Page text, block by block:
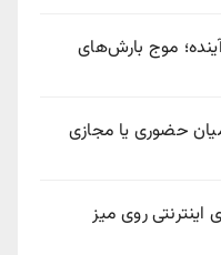
در ۷۲ ساعت آینده؛ موج بارش‌های
حضوری یا مجازی
اینترنتی روی میز